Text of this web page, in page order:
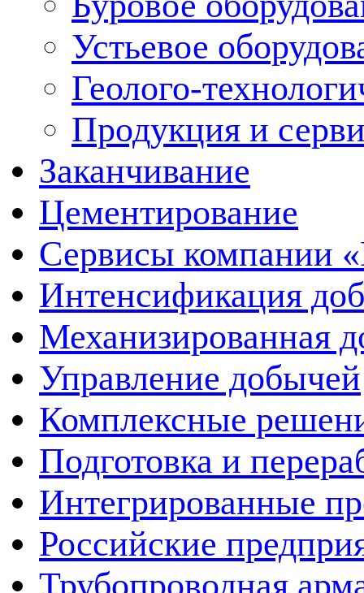
Устьевое
Геолого-
Продукция и
Заканчивание
Цементирование
Сервисы компании
Интенсификация
Механизированная
Управление добычей
Комплексные
Подготовка и
Интегрированные
Российские